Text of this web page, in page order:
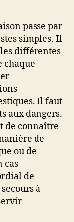
passe par
simples. Il
différentes
chaque
Il faut
aux dangers.
de connaître
de
ou de
cas
de
à